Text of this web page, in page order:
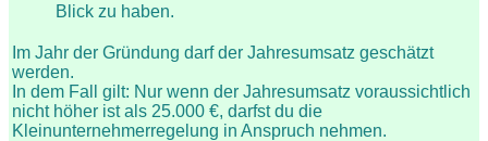
Blick zu haben.
Im Jahr der Gründung darf der Jahresumsatz geschätzt
werden.
In dem Fall gilt: Nur wenn der Jahresumsatz voraussichtlich
nicht höher ist als 25.000 €, darfst du die
Kleinunternehmerregelung in Anspruch nehmen.